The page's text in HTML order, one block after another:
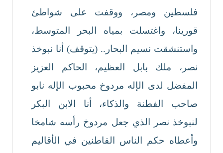
فلسطين ومصر، ووقفت على شواطئ
قورينا، واغتسلت بمياه البحر المتوسط،
واستنشقت نسيم البحار.. (يتوقف) أنا نبوخذ
نصر، ملك بابل العظيم، الحاكم العزيز
المفضل لدى الإله مردوخ محبوب الإله نابو
صاحب الفطنة والذكاء، أنا الابن البكر
لنبوخذ نصر الذي جعل مردوخ رأسه شامخا
وأعطاه حكم الناس القاطنين في الأقاليم